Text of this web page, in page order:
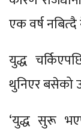
एक वर्ष
युद्ध
थुनिएर बसेको
‘युद्ध सुरू